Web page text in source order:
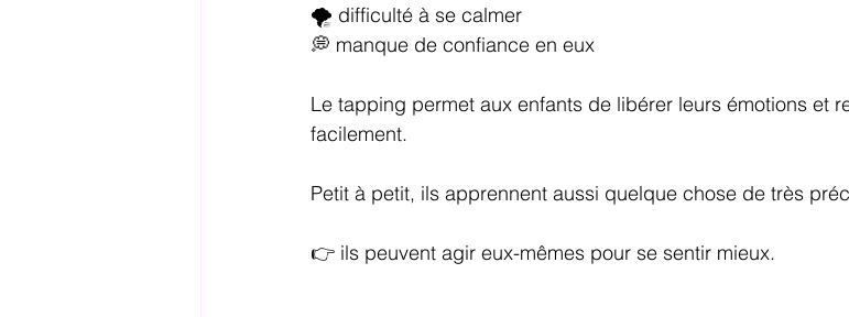
🌪 difficulté à se calmer
💭 manque de confiance en eux
Le tapping permet aux enfants de libérer leurs émotions et
facilement.
Petit à petit, ils apprennent aussi quelque chose de très
👉 ils peuvent agir eux-mêmes pour se sentir mieux.